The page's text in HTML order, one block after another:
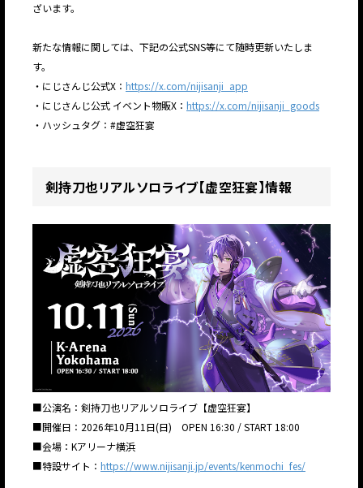
ざいます。
新たな情報に関しては、下記の公式SNS等にて随時更新いたしま
す。
・にじさんじ公式X： https://x.com/nijisanji_app
・にじさんじ公式 イベント物販X： https://x.com/nijisanji_goods
・ハッシュタグ：#虚空狂宴
剣持刀也リアルソロライブ【虚空狂宴】情報
■公演名：剣持刀也リアルソロライブ【虚空狂宴】
■開催日：2026年10月11日(日) OPEN 16:30 / START 18:00
■会場：Kアリーナ横浜
■特設サイト： https://www.nijisanji.jp/events/kenmochi_fes/